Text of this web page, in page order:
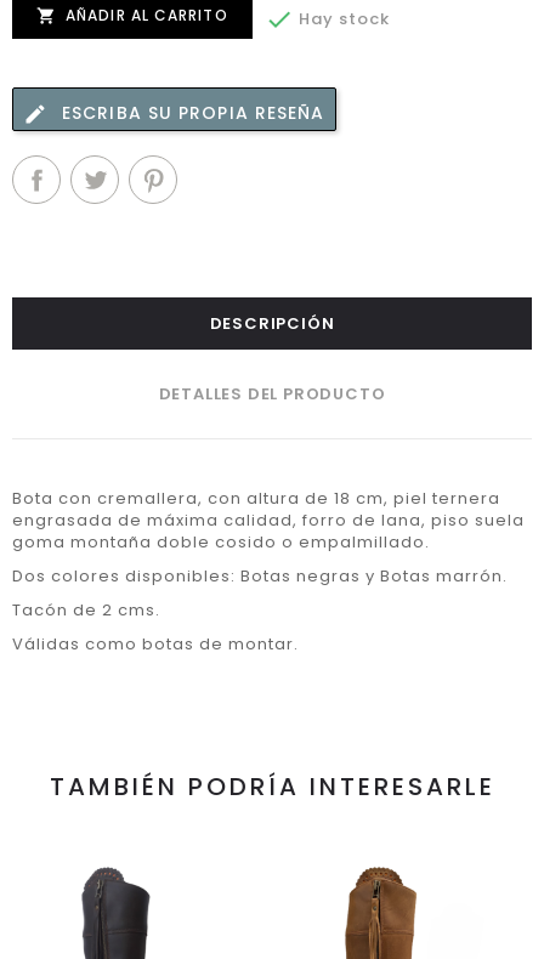
 AÑADIR AL CARRITO  Hay stock
ESCRIBA SU PROPIA RESEÑA
DESCRIPCIÓN
DETALLES DEL PRODUCTO
Bota con cremallera, con altura de 18 cm, piel ternera
engrasada de máxima calidad, forro de lana, piso suela
goma montaña doble cosido o empalmillado.
Dos colores disponibles: Botas negras y Botas marrón.
Tacón de 2 cms.
Válidas como botas de montar.
TAMBIÉN PODRÍA INTERESARLE